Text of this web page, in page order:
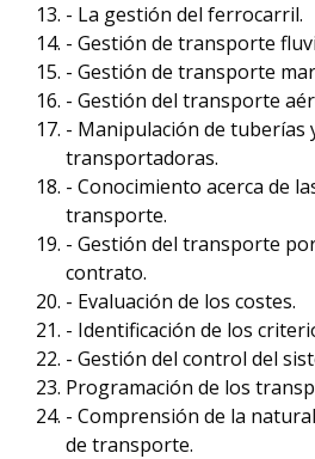
- La gestión del ferrocarril.
- Gestión de transporte
- Gestión de transporte
- Gestión del transporte
- Manipulación de tuberías
transportadoras.
- Conocimiento acerca de
transporte.
- Gestión del transporte
contrato.
- Evaluación de los costes.
- Identificación de los
- Gestión del control del
Programación de los
- Comprensión de la
de transporte.